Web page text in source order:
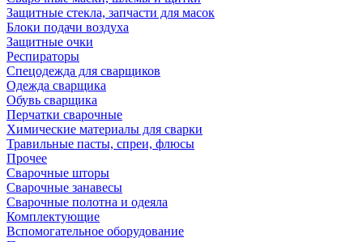
Защитные стекла, запчасти для масок
Блоки подачи воздуха
Защитные очки
Респираторы
Спецодежда для сварщиков
Одежда сварщика
Обувь сварщика
Перчатки сварочные
Химические материалы для сварки
Травильные пасты, спреи, флюсы
Прочее
Сварочные шторы
Сварочные занавесы
Сварочные полотна и одеяла
Комплектующие
Вспомогательное оборудование